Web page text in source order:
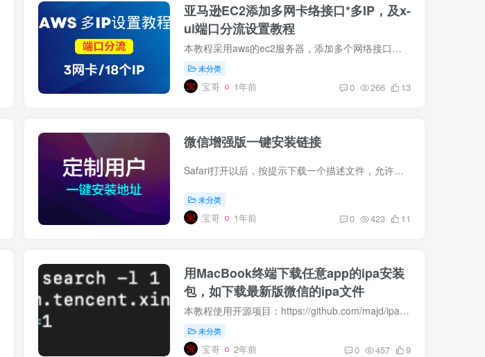
亚马逊EC2添加多网卡络接口*多IP，及x-
ui端口分流设置教程
本教程采用aws的ec2服务器，添加多个网络接口，配置多个IP，并利用x-ui实现不同端口访问不同的落地IP。 详细视频教程在YouTube频道：https://youtu.be/fzOtQG3SNuo 这里是一键添加IP到不同网卡...
未分类
宝哥 1年前 0 266 13
微信增强版一键安装链接
Safari打开以后，按提示下载一个描述文件，允许并关闭，返回到手机系统设置，在你的ID头像下面，有一个”已下载的描述文件“，点进去安装。安装好会自动返回到浏览器，等待刷新倒计时，然后点”...
未分类
宝哥 1年前 0 423 11
用MacBook终端下载任意app的ipa安装
包，如下载最新版微信的ipa文件
本教程使用开源项目：https://github.com/majd/ipatool 注意，此方法下载的ipa文件是没有脱壳的。 第一步：安装“brew” 打开终端/terminal，输入： /bin/bash -c '$(curl -fsSL https://raw.gi...
未分类
宝哥 2年前 0 457 9